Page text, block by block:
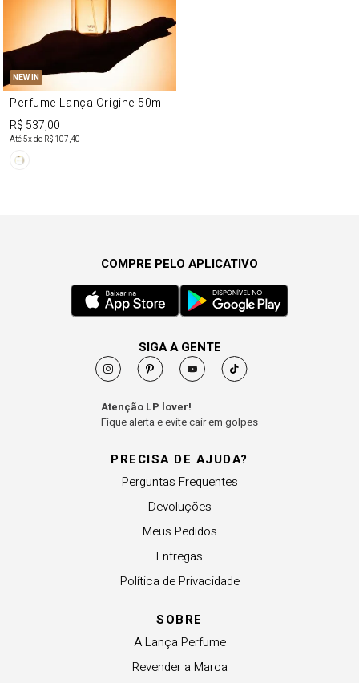
NEW IN
Perfume Lança Origine 50ml
R$ 537,00
Até5x de R$ 107,40
PRECISA DE AJUDA?
Perguntas Frequentes
Devoluções
Meus Pedidos
Entregas
Política de Privacidade
SOBRE
A Lança Perfume
Revender a Marca
COMPRE PELO APLICATIVO
SIGA A GENTE
Atenção LP lover!
Fique alerta e evite cair em golpes